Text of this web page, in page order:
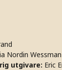
Nordin Wessman
utgivare: Eric